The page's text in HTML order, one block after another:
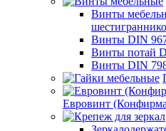
Винты
Винты DIN
Винты потай
Винты DIN
Евровинт